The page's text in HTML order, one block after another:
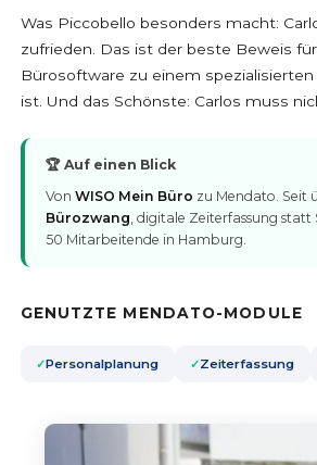
Was Piccobello besonders macht:
zufrieden. Das ist der beste Beweis
Bürosoftware zu einem
ist. Und das Schönste: Carlos muss
🏆 Auf einen Blick
Von WISO Mein Büro zu Mendato. Seit
Bürozwang, digitale Zeiterfassung
50 Mitarbeitende in Hamburg.
GENUTZTE MENDATO-MODULE
Personalplanung Zeiterfassung